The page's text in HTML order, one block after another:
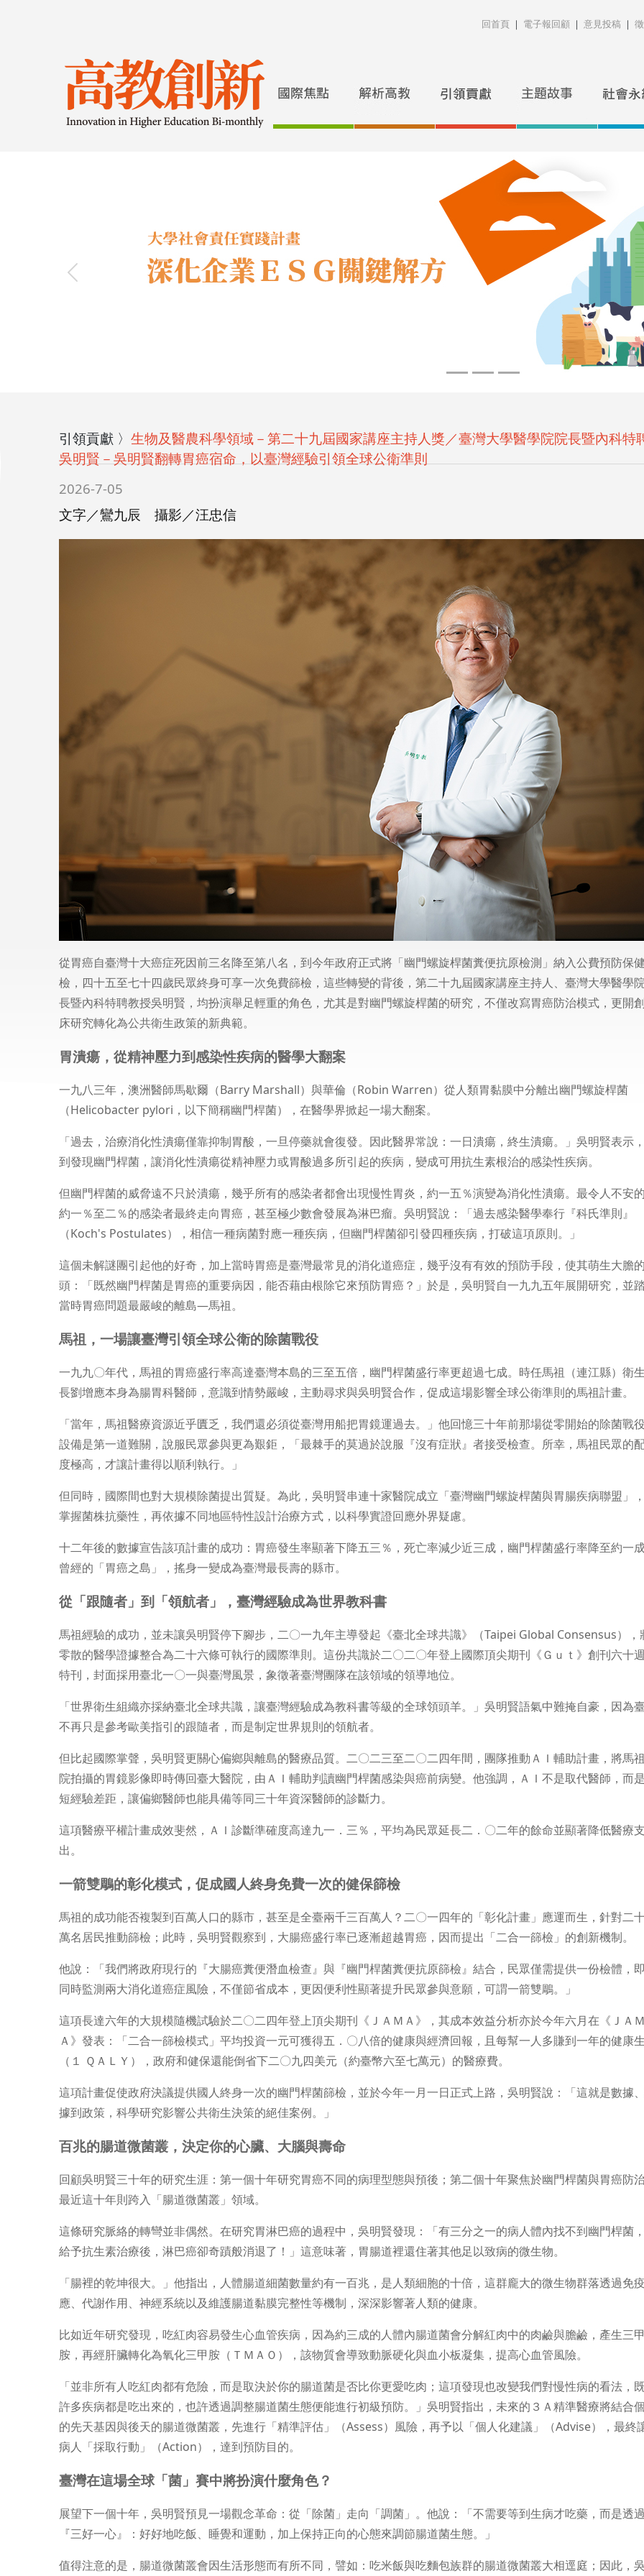
回首頁 ｜ 電子報回顧 ｜ 意見投稿 ｜
Previous
引領貢獻 〉 生物及醫農科學領域－第二十九屆國家講座主持人獎／臺灣大學醫學院院長暨內科特
吳明賢－吳明賢翻轉胃癌宿命，以臺灣經驗引領全球公衛準則
2026-7-05
文字／鸞九辰 攝影／汪忠信
從胃癌自臺灣十大癌症死因前三名降至第八名，到今年政府正式將「幽門螺旋桿菌糞便抗原檢測」納入公費預防保
檢，四十五至七十四歲民眾終身可享一次免費篩檢，這些轉變的背後，第二十九屆國家講座主持人、臺灣大學醫學
長暨內科特聘教授吳明賢，均扮演舉足輕重的角色，尤其是對幽門螺旋桿菌的研究，不僅改寫胃癌防治模式，更開
床研究轉化為公共衛生政策的新典範。
胃潰瘍，從精神壓力到感染性疾病的醫學大翻案
一九八三年，澳洲醫師馬歇爾（Barry Marshall）與華倫（Robin Warren）從人類胃黏膜中分離出幽門螺旋桿菌
（Helicobacter pylori，以下簡稱幽門桿菌），在醫學界掀起一場大翻案。
「過去，治療消化性潰瘍僅靠抑制胃酸，一旦停藥就會復發。因此醫界常說：一日潰瘍，終生潰瘍。」吳明賢表示
到發現幽門桿菌，讓消化性潰瘍從精神壓力或胃酸過多所引起的疾病，變成可用抗生素根治的感染性疾病。
但幽門桿菌的威脅遠不只於潰瘍，幾乎所有的感染者都會出現慢性胃炎，約一五％演變為消化性潰瘍。最令人不安
約一％至二％的感染者最終走向胃癌，甚至極少數會發展為淋巴瘤。吳明賢說：「過去感染醫學奉行『科氏準則』
（Koch's Postulates），相信一種病菌對應一種疾病，但幽門桿菌卻引發四種疾病，打破這項原則。」
這個未解謎團引起他的好奇，加上當時胃癌是臺灣最常見的消化道癌症，幾乎沒有有效的預防手段，使其萌生大膽
頭：「既然幽門桿菌是胃癌的重要病因，能否藉由根除它來預防胃癌？」於是，吳明賢自一九九五年展開研究，並
當時胃癌問題最嚴峻的離島—馬祖。
馬祖，一場讓臺灣引領全球公衛的除菌戰役
一九九〇年代，馬祖的胃癌盛行率高達臺灣本島的三至五倍，幽門桿菌盛行率更超過七成。時任馬祖（連江縣）衛
長劉增應本身為腸胃科醫師，意識到情勢嚴峻，主動尋求與吳明賢合作，促成這場影響全球公衛準則的馬祖計畫。
「當年，馬祖醫療資源近乎匱乏，我們還必須從臺灣用船把胃鏡運過去。」他回憶三十年前那場從零開始的除菌戰役
設備是第一道難關，說服民眾參與更為艱鉅，「最棘手的莫過於說服『沒有症狀』者接受檢查。所幸，馬祖民眾的
度極高，才讓計畫得以順利執行。」
但同時，國際間也對大規模除菌提出質疑。為此，吳明賢串連十家醫院成立「臺灣幽門螺旋桿菌與胃腸疾病聯盟」
掌握菌株抗藥性，再依據不同地區特性設計治療方式，以科學實證回應外界疑慮。
十二年後的數據宣告該項計畫的成功：胃癌發生率顯著下降五三％，死亡率減少近三成，幽門桿菌盛行率降至約一成
曾經的「胃癌之島」，搖身一變成為臺灣最長壽的縣市。
從「跟隨者」到「領航者」，臺灣經驗成為世界教科書
馬祖經驗的成功，並未讓吳明賢停下腳步，二〇一九年主導發起《臺北全球共識》（Taipei Global Consensus），
零散的醫學證據整合為二十六條可執行的國際準則。這份共識於二〇二〇年登上國際頂尖期刊《Ｇｕｔ》創刊六十
特刊，封面採用臺北一〇一與臺灣風景，象徵著臺灣團隊在該領域的領導地位。
「世界衛生組織亦採納臺北全球共識，讓臺灣經驗成為教科書等級的全球領頭羊。」吳明賢語氣中難掩自豪，因為
不再只是參考歐美指引的跟隨者，而是制定世界規則的領航者。
但比起國際掌聲，吳明賢更關心偏鄉與離島的醫療品質。二〇二三至二〇二四年間，團隊推動ＡＩ輔助計畫，將馬
院拍攝的胃鏡影像即時傳回臺大醫院，由ＡＩ輔助判讀幽門桿菌感染與癌前病變。他強調，ＡＩ不是取代醫師，而
短經驗差距，讓偏鄉醫師也能具備等同三十年資深醫師的診斷力。
這項醫療平權計畫成效斐然，ＡＩ診斷準確度高達九一．三％，平均為民眾延長二．〇二年的餘命並顯著降低醫療支
出。
一箭雙鵰的彰化模式，促成國人終身免費一次的健保篩檢
馬祖的成功能否複製到百萬人口的縣市，甚至是全臺兩千三百萬人？二〇一四年的「彰化計畫」應運而生，針對二
萬名居民推動篩檢；此時，吳明賢觀察到，大腸癌盛行率已逐漸超越胃癌，因而提出「二合一篩檢」的創新機制。
他說：「我們將政府現行的『大腸癌糞便潛血檢查』與『幽門桿菌糞便抗原篩檢』結合，民眾僅需提供一份檢體，
同時監測兩大消化道癌症風險，不僅節省成本，更因便利性顯著提升民眾參與意願，可謂一箭雙鵰。」
這項長達六年的大規模隨機試驗於二〇二四年登上頂尖期刊《ＪＡＭＡ》，其成本效益分析亦於今年六月在《ＪＡＭ
Ａ》發表：「二合一篩檢模式」平均投資一元可獲得五．〇八倍的健康與經濟回報，且每幫一人多賺到一年的健康
（１ ＱＡＬＹ），政府和健保還能倒省下二〇九四美元（約臺幣六至七萬元）的醫療費。
這項計畫促使政府決議提供國人終身一次的幽門桿菌篩檢，並於今年一月一日正式上路，吳明賢說：「這就是數據
據到政策，科學研究影響公共衛生決策的絕佳案例。」
百兆的腸道微菌叢，決定你的心臟、大腦與壽命
回顧吳明賢三十年的研究生涯：第一個十年研究胃癌不同的病理型態與預後；第二個十年聚焦於幽門桿菌與胃癌防治
最近這十年則跨入「腸道微菌叢」領域。
這條研究脈絡的轉彎並非偶然。在研究胃淋巴癌的過程中，吳明賢發現：「有三分之一的病人體內找不到幽門桿菌
給予抗生素治療後，淋巴癌卻奇蹟般消退了！」這意味著，胃腸道裡還住著其他足以致病的微生物。
「腸裡的乾坤很大。」他指出，人體腸道細菌數量約有一百兆，是人類細胞的十倍，這群龐大的微生物群落透過免
應、代謝作用、神經系統以及維護腸道黏膜完整性等機制，深深影響著人類的健康。
比如近年研究發現，吃紅肉容易發生心血管疾病，因為約三成的人體內腸道菌會分解紅肉中的肉鹼與膽鹼，產生三甲
胺，再經肝臟轉化為氧化三甲胺（ＴＭＡＯ），該物質會導致動脈硬化與血小板凝集，提高心血管風險。
「並非所有人吃紅肉都有危險，而是取決於你的腸道菌是否比你更愛吃肉；這項發現也改變我們對慢性病的看法，
許多疾病都是吃出來的，也許透過調整腸道菌生態便能進行初級預防。」吳明賢指出，未來的３Ａ精準醫療將結合
的先天基因與後天的腸道微菌叢，先進行「精準評估」（Assess）風險，再予以「個人化建議」（Advise），最終
病人「採取行動」（Action），達到預防目的。
臺灣在這場全球「菌」賽中將扮演什麼角色？
展望下一個十年，吳明賢預見一場觀念革命：從「除菌」走向「調菌」。他說：「不需要等到生病才吃藥，而是透過
『三好一心』：好好地吃飯、睡覺和運動，加上保持正向的心態來調節腸道菌生態。」
值得注意的是，腸道微菌叢會因生活形態而有所不同，譬如：吃米飯與吃麵包族群的腸道微菌叢大相逕庭；因此，